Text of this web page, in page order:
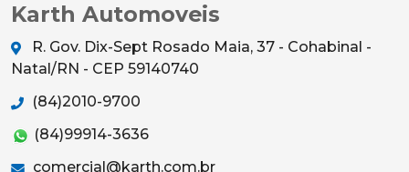
Karth Automoveis
R. Gov. Dix-Sept Rosado Maia, 37 - Cohabinal -
Natal/RN - CEP 59140740
(84)2010-9700
(84)99914-3636
comercial@karth.com.br